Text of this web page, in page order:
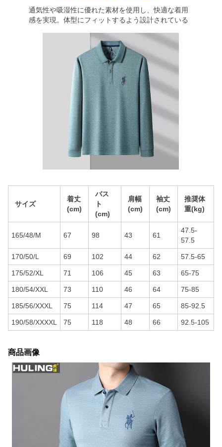
通気性や吸湿性に優れた素材を使用し、快適な着用
感を実現。体型にフィットするよう設計されている
サイズ
着丈
(cm)
バス
ト
(cm)
肩幅
(cm)
袖丈
(cm)
推奨体
重(kg)
165/48/M 67 98 43 61
47.5-
57.5
170/50/L 69 102 44 62 57.5-65
175/52/XL 71 106 45 63 65-75
180/54/XXL 73 110 46 64 75-85
185/56/XXXL 75 114 47 65 85-92.5
190/58/XXXXL 75 118 48 66 92.5-105
商品画像